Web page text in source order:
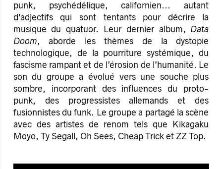
punk, psychédélique, californien... autant
d'adjectifs qui sont tentants pour décrire la
musique du quatuor. Leur dernier album, Data
Doom, aborde les thèmes de la dystopie
technologique, de la pourriture systémique, du
fascisme rampant et de l’érosion de l’humanité. Le
son du groupe a évolué vers une souche plus
sombre, incorporant des influences du proto-
punk, des progressistes allemands et des
fusionnistes du funk. Le groupe a partagé la scène
avec des artistes de renom tels que Kikagaku
Moyo, Ty Segall, Oh Sees, Cheap Trick et ZZ Top.